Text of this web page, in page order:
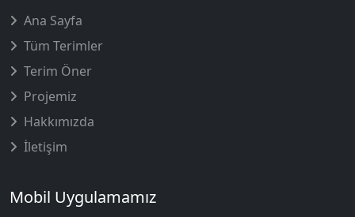
Ana Sayfa
Tüm Terimler
Terim Öner
Projemiz
Hakkımızda
İletişim
Mobil Uygulamamız